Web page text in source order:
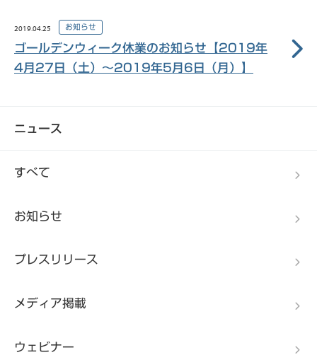
2019.04.25 お知らせ
ゴールデンウィーク休業のお知らせ【2019年
4月27日（土）〜2019年5月6日（月）】
ニュース
すべて
お知らせ
プレスリリース
メディア掲載
ウェビナー